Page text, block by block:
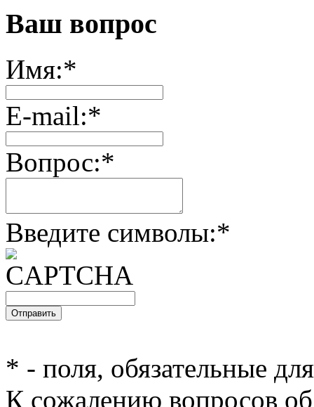
Ваш вопрос
Имя:*
E-mail:*
Вопрос:*
Введите символы:*
* - поля, обязательные
К сожалению вопросов об